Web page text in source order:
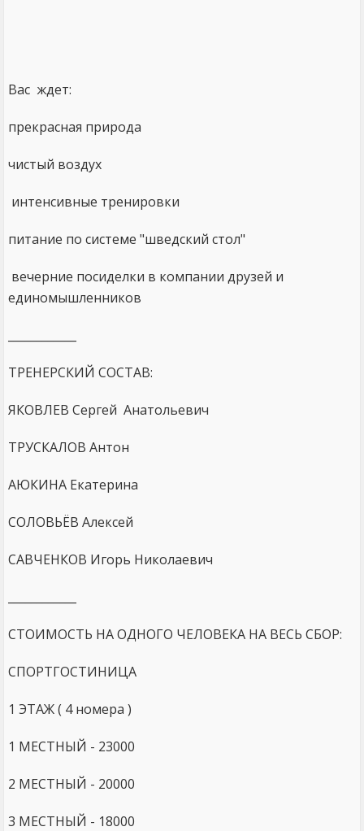
Вас ждет:
прекрасная природа
чистый воздух
интенсивные тренировки
питание по системе "шведский стол"
вечерние посиделки в компании друзей и
единомышленников
ТРЕНЕРСКИЙ СОСТАВ:
ЯКОВЛЕВ Сергей Анатольевич
ТРУСКАЛОВ Антон
АЮКИНА Екатерина
СОЛОВЬЁВ Алексей
САВЧЕНКОВ Игорь Николаевич
СТОИМОСТЬ НА ОДНОГО ЧЕЛОВЕКА НА ВЕСЬ СБОР:
СПОРТГОСТИНИЦА
1 ЭТАЖ ( 4 номера )
1 МЕСТНЫЙ - 23000
2 МЕСТНЫЙ - 20000
3 МЕСТНЫЙ - 18000